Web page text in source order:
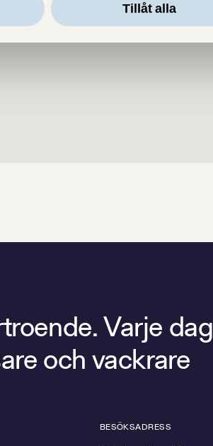
Tillåt alla
Varje dag
och vackrare
BESÖKSADRESS